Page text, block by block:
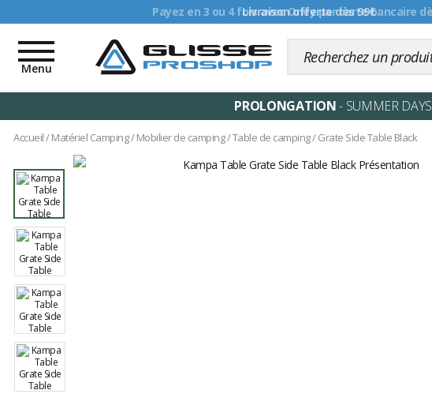
Livraison offerte dès 99€
Toggle
navigation
Menu
PROLONGATION- SUMMER DAYS
Accueil/Matériel Camping/Mobilier de camping/Table de camping/Grate Side Table Black